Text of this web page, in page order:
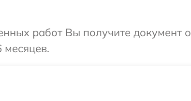
работ Вы получите документ о
месяцев.